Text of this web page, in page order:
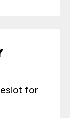
for